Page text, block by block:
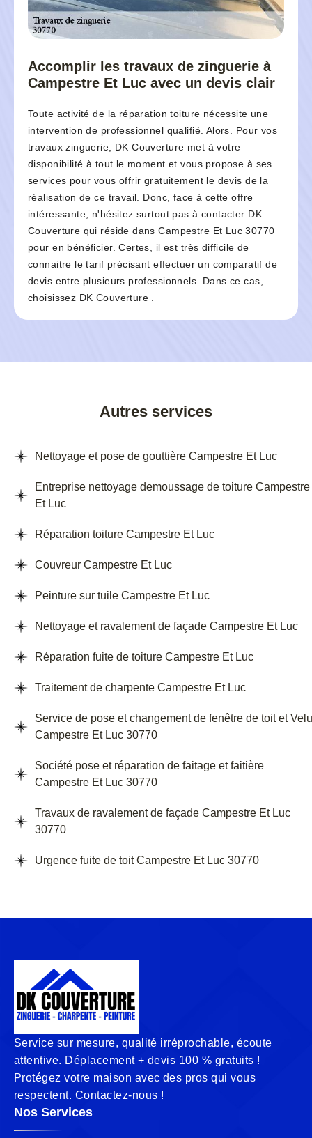
Accomplir les travaux de zinguerie à
Campestre Et Luc avec un devis clair
Toute activité de la réparation toiture nécessite une
intervention de professionnel qualifié. Alors. Pour vos
travaux zinguerie, DK Couverture met à votre
disponibilité à tout le moment et vous propose à ses
services pour vous offrir gratuitement le devis de la
réalisation de ce travail. Donc, face à cette offre
intéressante, n'hésitez surtout pas à contacter DK
Couverture qui réside dans Campestre Et Luc 30770
pour en bénéficier. Certes, il est très difficile de
connaitre le tarif précisant effectuer un comparatif de
devis entre plusieurs professionnels. Dans ce cas,
choisissez DK Couverture .
Autres services
Nettoyage et pose de gouttière Campestre Et Luc
Entreprise nettoyage demoussage de toiture Campestre
Et Luc
Réparation toiture Campestre Et Luc
Couvreur Campestre Et Luc
Peinture sur tuile Campestre Et Luc
Nettoyage et ravalement de façade Campestre Et Luc
Réparation fuite de toiture Campestre Et Luc
Traitement de charpente Campestre Et Luc
Service de pose et changement de fenêtre de toit et
Campestre Et Luc 30770
Société pose et réparation de faitage et faitière
Campestre Et Luc 30770
Travaux de ravalement de façade Campestre Et Luc
30770
Urgence fuite de toit Campestre Et Luc 30770
Service sur mesure, qualité irréprochable, écoute
attentive. Déplacement + devis 100 % gratuits !
Protégez votre maison avec des pros qui vous
respectent. Contactez-nous !
Nos Services